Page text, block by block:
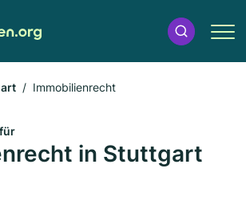
Immobilienrecht
in Stuttgart